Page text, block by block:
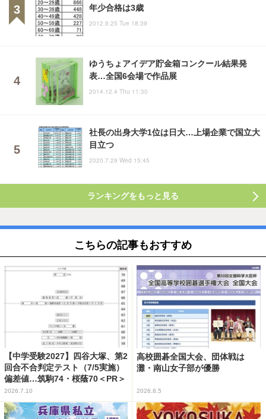
年少合格は3歳
2012.9.25 Tue 18:39
ゆうちょアイデア貯金箱コンクール結果発
表…全国6会場で作品展
2014.12.4 Thu 11:30
社長の出身大学1位は日大…上場企業で国立大
目立つ
2020.7.29 Wed 15:45
ランキングをもっと見る
こちらの記事もおすすめ
【中学受験2027】四谷大塚、第2
回合不合判定テスト（7/5実施）
偏差値…筑駒74・桜蔭70＜PR＞
2026.7.10
高校囲碁全国大会、団体戦は
灘・南山女子部が優勝
2026.8.5